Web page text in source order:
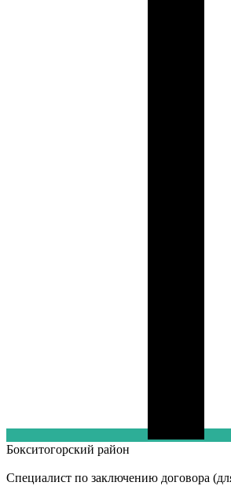
Бокситогорский район
Специалист по заключению договора